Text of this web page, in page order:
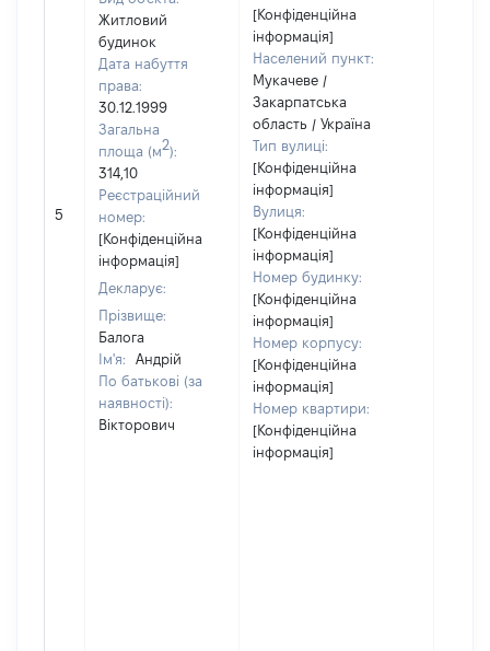
5
Житловий
будинок
Дата набуття
права:
30.12.1999
Загальна
площа (м2):
314,10
Реєстраційний
номер:
[Конфіденційна
інформація]
Декларує:
Прізвище:
Балога
Ім'я:
Андрій
По батькові (за
наявності):
Вікторович
[Конфіденційна
інформація]
Населений пункт:
Мукачеве /
Закарпатська
область / Україна
Тип вулиці:
[Конфіденційна
інформація]
Вулиця:
[Конфіденційна
інформація]
Номер будинку:
[Конфіденційна
інформація]
Номер корпусу:
[Конфіденційна
інформація]
Номер квартири:
[Конфіденційна
інформація]